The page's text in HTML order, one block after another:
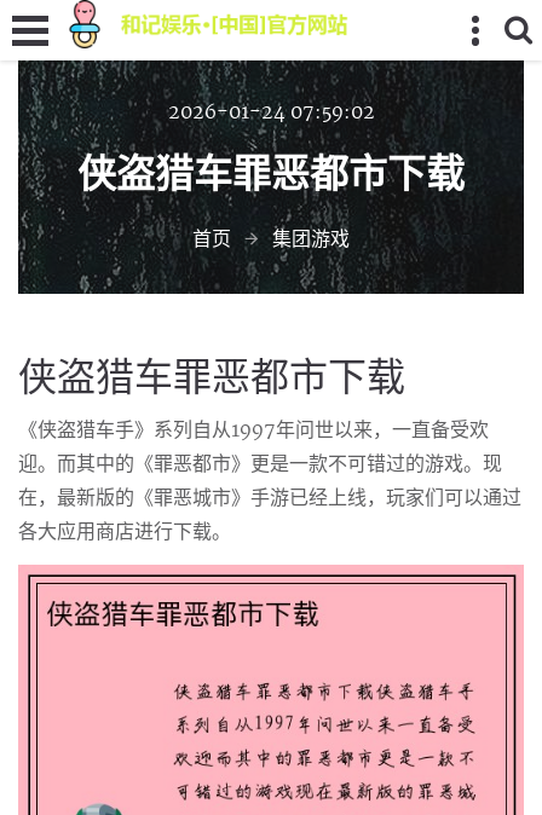
2026-01-24 07:59:02
侠盗猎车罪恶都市下载
首页 集团游戏
侠盗猎车罪恶都市下载
《侠盗猎车手》系列自从1997年问世以来，一直备受欢
迎。而其中的《罪恶都市》更是一款不可错过的游戏。现
在，最新版的《罪恶城市》手游已经上线，玩家们可以通过
各大应用商店进行下载。